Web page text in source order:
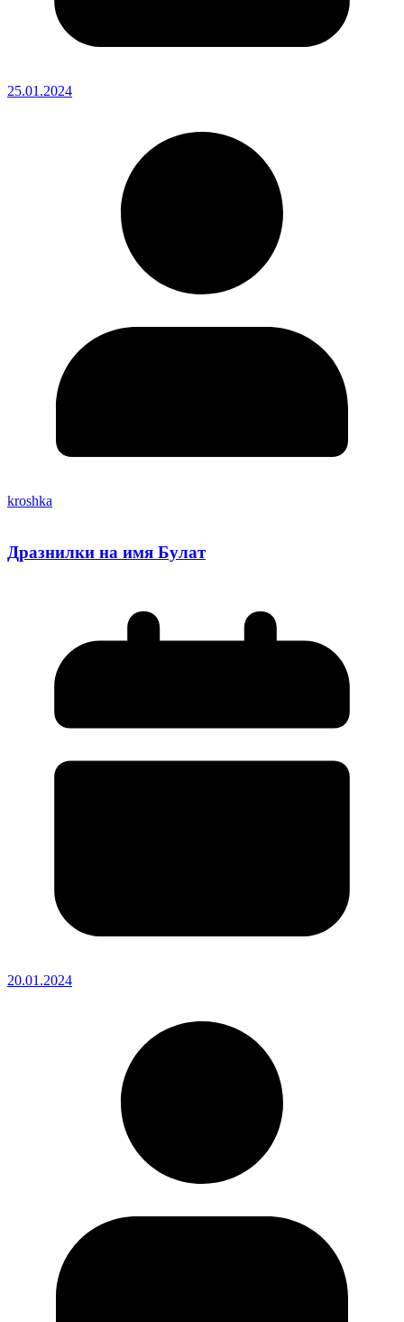
25.01.2024
kroshka
Дразнилки на имя Булат
20.01.2024